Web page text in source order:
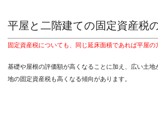
平屋と二階建ての固定資産税
固定資産税についても、同じ延床面積であれば平屋の
基礎や屋根の評価額が高くなることに加え、広い土地
地の固定資産税も高くなる傾向があります。